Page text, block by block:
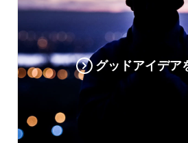
グッドアイデア